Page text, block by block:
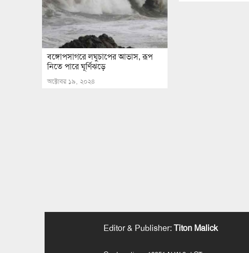
বঙ্গোপসাগরে লঘুচাপের আভাস, রূপ
নিতে পারে ঘূর্ণিঝড়ে
অক্টোবর ১৯, ২০২৪
Editor & Publisher:Titon Malick